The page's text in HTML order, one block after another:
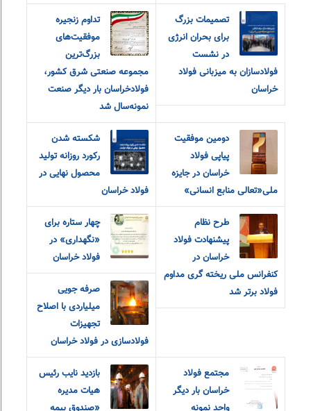
تصمیمات بزرگ
برای بحران انرژی
در نشست
فولادسازان به میزبانی فولاد
خراسان
تداوم زنجیره
موفقیت‌های
بزرگ‌ترین
مجموعه صنعتی شرق کشور،
فولادخراسان بار دیگر صنعت
نمونه‌سال شد
دومین موفقیت
پیاپی فولاد
خراسان در جایزه
ملی«تعالی منابع انسانی»
شکسته شدن
رکورد روزانه تولید
محصول نهایی در
فولاد خراسان
طرح نظام
پیشنهادت فولاد
خراسان در
کنفرانس ملی ریخته گری مداوم
فولاد برتر شد
چهار ستاره برای
«نگهداری» در
فولاد خراسان
صرفه جویی
میلیاردی با اصلاح
تجهیزات
فولادسازی در فولاد خراسان
مجتمع فولاد
خراسان بار دیگر
بازدید نایب رئیس
هیات مدیره